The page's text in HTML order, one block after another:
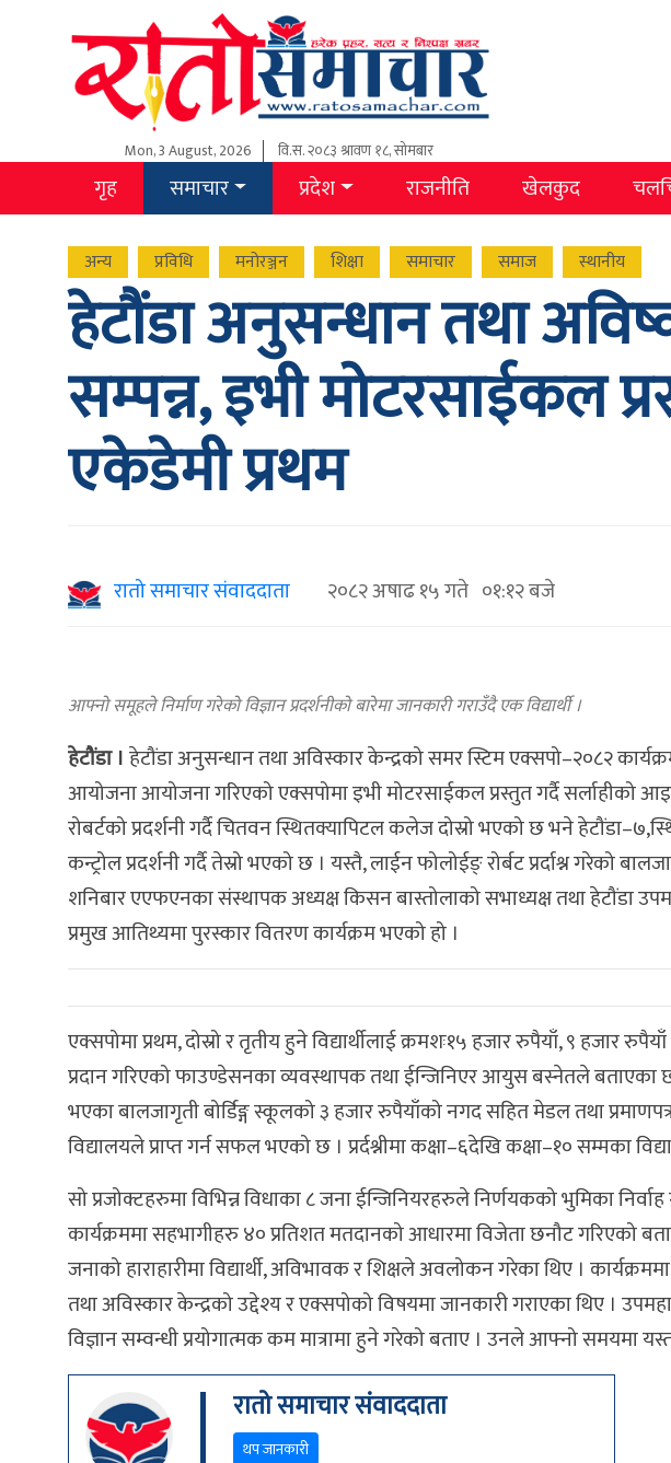
Mon, 3 August, 2026 वि.स.२०८३ श्रावण १८, सोमबार
गृह समाचार प्रदेश राजनीति खेलकुद
अन्य प्रविधि मनोरञ्जन शिक्षा समाचार समाज स्थानीय
हेटौंडा अनुसन्धान तथा
सम्पन्न, इभी मोटरसाईकल
एकेडेमी प्रथम
रातो समाचार संवाददाता २०८२ अषाढ १५ गते ०१:१२ बजे
आफ्नो समूहले निर्माण गरेको विज्ञान प्रदर्शनीको बारेमा जानकारी गराउँदै एक विद्यार्थी ।
हेटौंडा ।हेटौंडा अनुसन्धान तथा अविस्कार केन्द्रको समर स्टिम एक्सपो–२०८२
आयोजना आयोजना गरिएको एक्सपोमा इभी मोटरसाईकल प्रस्तुत गर्दै सर्लाहीको
रोबर्टको प्रदर्शनी गर्दै चितवन स्थितक्यापिटल कलेज दोस्रो भएको छ भने
कन्ट्रोल प्रदर्शनी गर्दै तेस्रो भएको छ । यस्तै, लाईन फोलोईङ् रोर्बट प्रर्दाश्न गरेको
शनिबार एएफएनका संस्थापक अध्यक्ष किसन बास्तोलाको सभाध्यक्ष तथा हेटौंडा
प्रमुख आतिथ्यमा पुरस्कार वितरण कार्यक्रम भएको हो ।
एक्सपोमा प्रथम, दोस्रो र तृतीय हुने विद्यार्थीलाई क्रमशः१५ हजार रुपैयाँ, ९ हजार
प्रदान गरिएको फाउण्डेसनका व्यवस्थापक तथा ईन्जिनिएर आयुस बस्नेतले
भएका बालजागृती बोर्डिङ्ग स्कूलको ३ हजार रुपैयाँको नगद सहित मेडल तथा
विद्यालयले प्राप्त गर्न सफल भएको छ । प्रर्दश्नीमा कक्षा–६देखि कक्षा–१० सम्मका
सो प्रजोक्टहरुमा विभिन्न विधाका ८ जना ईन्जिनियरहरुले निर्णयकको भुमिका
कार्यक्रममा सहभागीहरु ४० प्रतिशत मतदानको आधारमा विजेता छनौट गरिएको
जनाको हाराहारीमा विद्यार्थी, अविभावक र शिक्षले अवलोकन गरेका थिए ।
तथा अविस्कार केन्द्रको उद्देश्य र एक्सपोको विषयमा जानकारी गराएका थिए ।
विज्ञान सम्वन्धी प्रयोगात्मक कम मात्रामा हुने गरेको बताए । उनले आफ्नो समयमा
रातो समाचार संवाददाता
थप जानकारी